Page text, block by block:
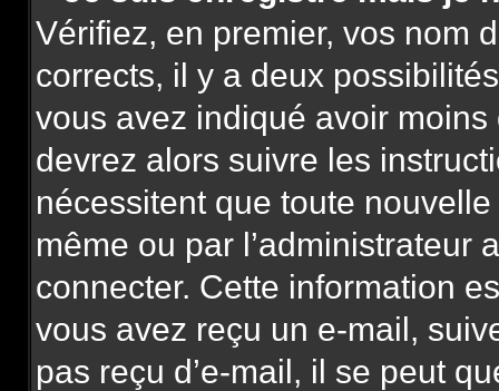
Vérifiez, en premier, vos nom
corrects, il y a deux
vous avez indiqué avoir
devrez alors suivre les
nécessitent que toute
même ou par l’administrateur
connecter. Cette information
vous avez reçu un e-mail,
pas reçu d’e-mail, il se peut